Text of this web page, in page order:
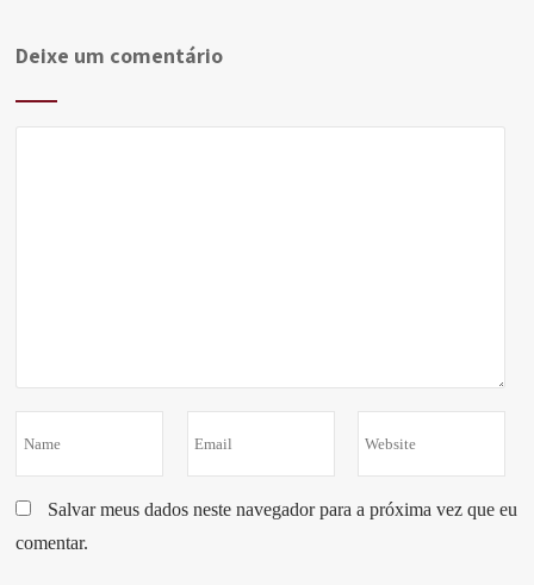
Deixe um comentário
Salvar meus dados neste navegador para a próxima vez que eu
comentar.